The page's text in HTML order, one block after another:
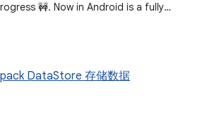
🚧. Now in Android is a fully
DataStore 存储数据